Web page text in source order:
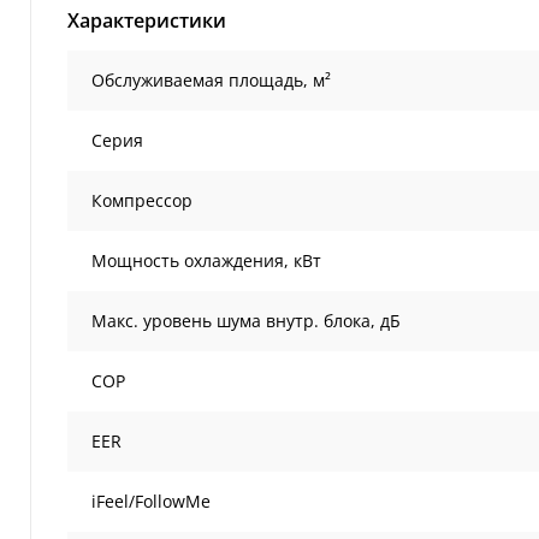
Характеристики
Обслуживаемая площадь, м²
Серия
Компрессор
Мощность охлаждения, кВт
Макс. уровень шума внутр. блока, дБ
COP
EER
iFeel/FollowMe